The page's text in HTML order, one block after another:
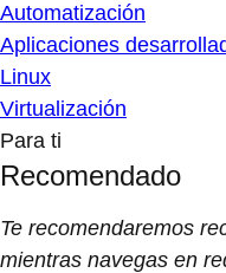
Automatización
Aplicaciones
Linux
Virtualización
Para ti
Recomendado
Te recomendaremos
mientras navegas en